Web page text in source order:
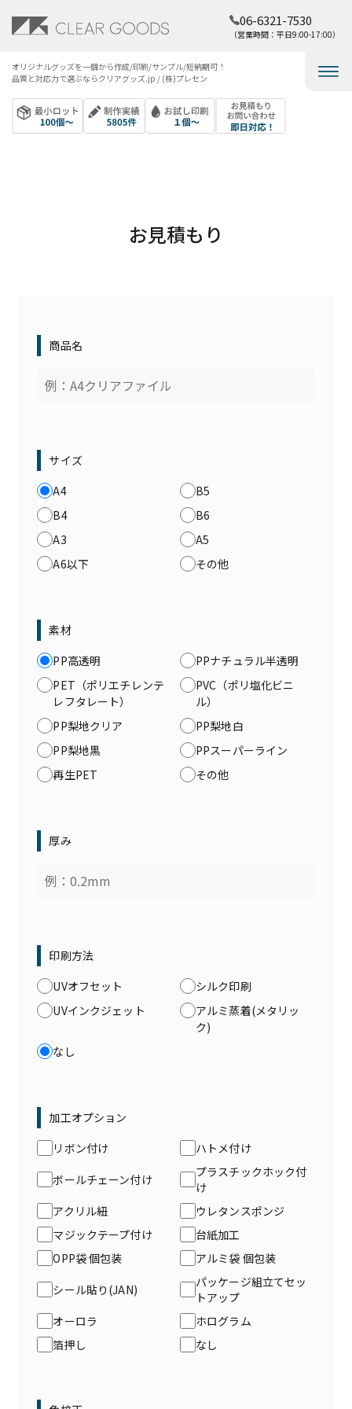
オリジナルグッズを​一個から​作成/印刷/サンプル/短納期可！​
品質と​対応力で​選ぶなら​クリアグッズ.jp / (株)プレセン
06-6321-7530
（営業時間：平日9:00-17:00）
お見積もり
商品名
サイズ
A4
B5
B4
B6
A3
A5
A6以下
その他
素材
PP高透明
PPナチュラル半透明
PET（ポリエチレンテ
レフタレート）
PVC（ポリ塩化ビニ
ル）
PP梨地クリア
PP梨地白
PP梨地黒
PPスーパーライン
再生PET
その他
厚み
印刷方法
UVオフセット
シルク印刷
UVインクジェット
アルミ蒸着(メタリッ
ク)
なし
加工オプション
リボン付け
ハトメ付け
ボールチェーン付け
プラスチックホック付
け
アクリル紐
ウレタンスポンジ
マジックテープ付け
台紙加工
OPP袋 個包装
アルミ袋 個包装
シール貼り(JAN)
パッケージ組立てセッ
トアップ
オーロラ
ホログラム
箔押し
なし